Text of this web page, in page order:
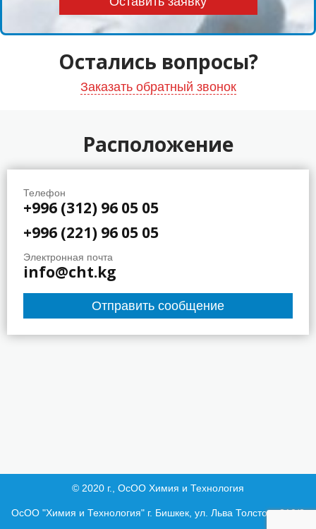
Остались вопросы?
Заказать обратный звонок
Расположение
Телефон
+996 (312) 96 05 05
+996 (221) 96 05 05
Электронная почта
info@cht.kg
Отправить сообщение
© 2020 г., ОсОО Химия и Технология
ОсОО "Химия и Технология" г. Бишкек, ул. Льва Толстого 210/2